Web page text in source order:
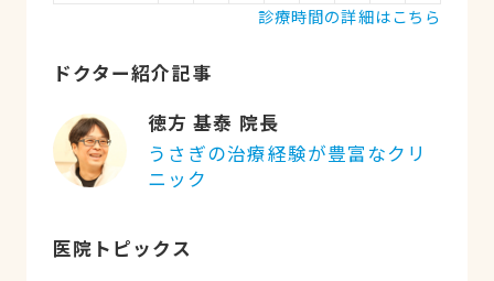
診療時間の詳細はこちら
ドクター紹介記事
徳方 基泰 院長
うさぎの治療経験が豊富なクリ
ニック
医院トピックス